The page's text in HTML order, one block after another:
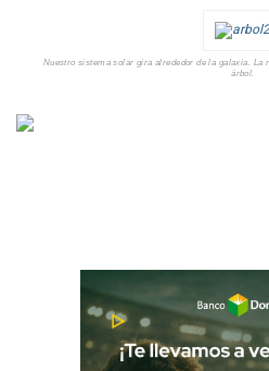
Nuestro sistema solar gira alrededor de la galaxia. La
árbol.